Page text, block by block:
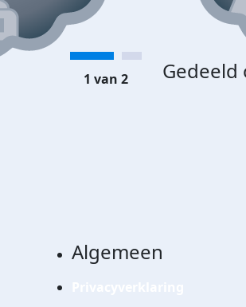
Gedeeld
1 van 2
Algemeen